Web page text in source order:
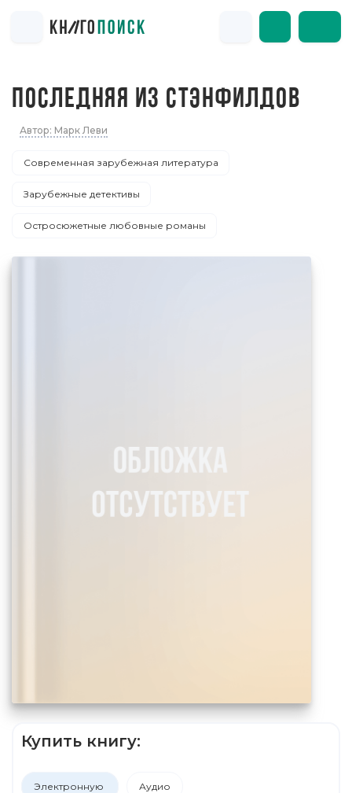
ПОСЛЕДНЯЯ ИЗ СТЭНФИЛДОВ
Автор: Марк Леви
Современная зарубежная литература
Зарубежные детективы
Остросюжетные любовные романы
Купить книгу:
Электронную Аудио